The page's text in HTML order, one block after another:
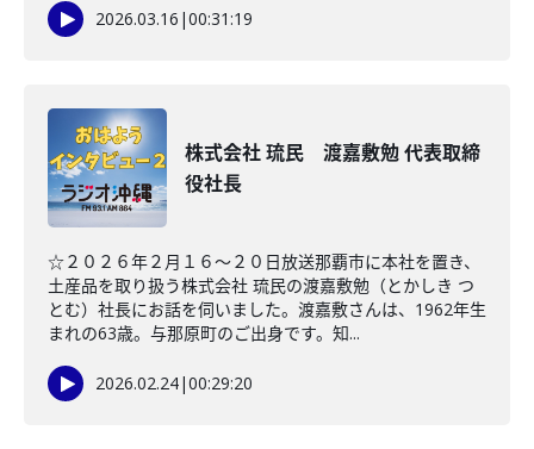
2026.03.16 |00:31:19
株式会社 琉民 渡嘉敷勉 代表取締
役社長
☆２０２６年２月１６～２０日放送那覇市に本社を置き、
土産品を取り扱う株式会社 琉民の渡嘉敷勉（とかしき つ
とむ）社長にお話を伺いました。渡嘉敷さんは、1962年生
まれの63歳。与那原町のご出身です。知...
2026.02.24|00:29:20